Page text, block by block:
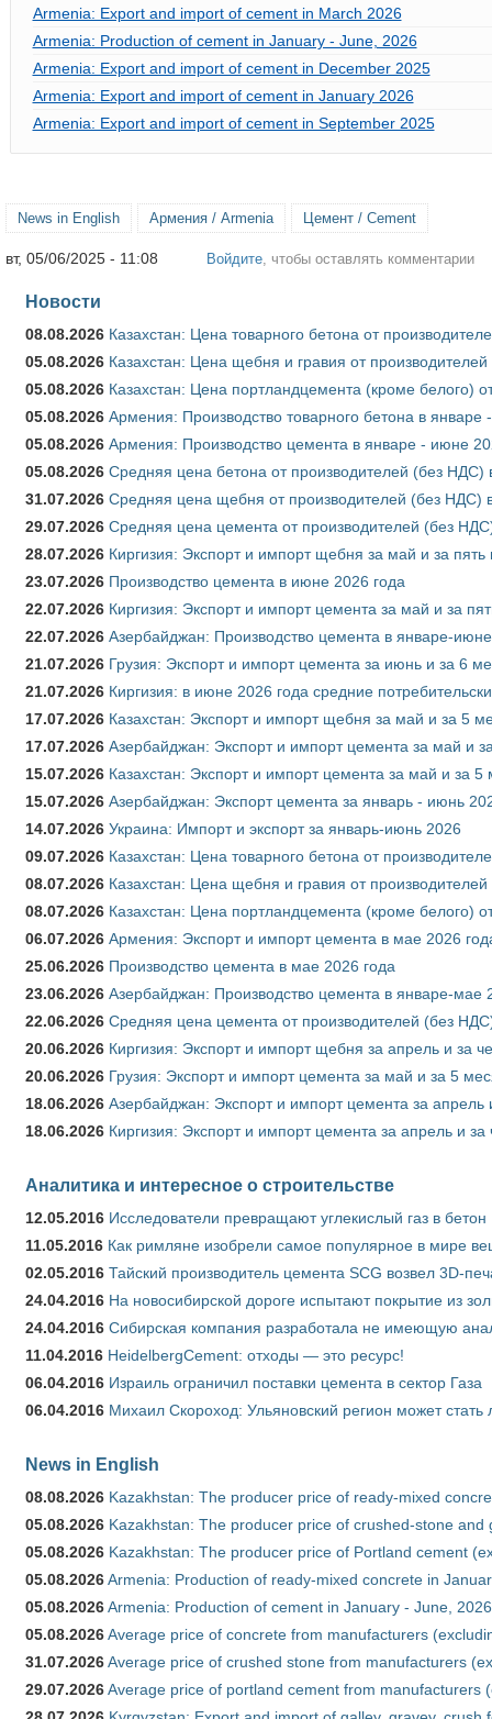
Armenia: Export and import of cement in March 2026
Armenia: Production of cement in January - June, 2026
Armenia: Export and import of cement in December 2025
Armenia: Export and import of cement in January 2026
Armenia: Export and import of cement in September 2025
News in English Армения / Armenia Цемент / Cement
вт, 05/06/2025 - 11:08 Войдите , чтобы оставлять комментарии
Новости
08.08.2026 Казахстан: Цена товарного бетона от
05.08.2026 Казахстан: Цена щебня и гравия от
05.08.2026 Казахстан: Цена портландцемента (кроме белого)
05.08.2026 Армения: Производство товарного бетона в январе
05.08.2026 Армения: Производство цемента в январе - июне
05.08.2026 Средняя цена бетона от производителей (без НДС)
31.07.2026 Средняя цена щебня от производителей (без НДС)
29.07.2026 Средняя цена цемента от производителей (без
28.07.2026 Киргизия: Экспорт и импорт щебня за май и за
23.07.2026 Производство цемента в июне 2026 года
22.07.2026 Киргизия: Экспорт и импорт цемента за май и за
22.07.2026 Азербайджан: Производство цемента в январе-
21.07.2026 Грузия: Экспорт и импорт цемента за июнь и за 6
21.07.2026 Киргизия: в июне 2026 года средние
17.07.2026 Казахстан: Экспорт и импорт щебня за май и за 5
17.07.2026 Азербайджан: Экспорт и импорт цемента за май и
15.07.2026 Казахстан: Экспорт и импорт цемента за май и за
15.07.2026 Азербайджан: Экспорт цемента за январь - июнь
14.07.2026 Украина: Импорт и экспорт за январь-июнь 2026
09.07.2026 Казахстан: Цена товарного бетона от
08.07.2026 Казахстан: Цена щебня и гравия от
08.07.2026 Казахстан: Цена портландцемента (кроме белого)
06.07.2026 Армения: Экспорт и импорт цемента в мае 2026
25.06.2026 Производство цемента в мае 2026 года
23.06.2026 Азербайджан: Производство цемента в январе-мае
22.06.2026 Средняя цена цемента от производителей (без
20.06.2026 Киргизия: Экспорт и импорт щебня за апрель и за
20.06.2026 Грузия: Экспорт и импорт цемента за май и за 5
18.06.2026 Азербайджан: Экспорт и импорт цемента за
18.06.2026 Киргизия: Экспорт и импорт цемента за апрель и
Аналитика и интересное о строительстве
12.05.2016 Исследователи превращают углекислый газ в бетон
11.05.2016 Как римляне изобрели самое популярное в мире
02.05.2016 Тайский производитель цемента SCG возвел 3D-
24.04.2016 На новосибирской дороге испытают покрытие из
24.04.2016 Сибирская компания разработала не имеющую
11.04.2016 HeidelbergCement: отходы — это ресурс!
06.04.2016 Израиль ограничил поставки цемента в сектор Газа
06.04.2016 Михаил Скороход: Ульяновский регион может
News in English
08.08.2026 Kazakhstan: The producer price of ready-mixed
05.08.2026 Kazakhstan: The producer price of crushed-stone and
05.08.2026 Kazakhstan: The producer price of Portland cement
05.08.2026Armenia: Production of ready-mixed concrete in
05.08.2026Armenia: Production of cement in January - June, 2026
05.08.2026Average price of concrete from manufacturers
31.07.2026Average price of crushed stone from manufacturers
29.07.2026Average price of portland cement from manufacturers